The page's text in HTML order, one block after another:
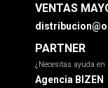
VENTAS
PARTNER
¿Necesitas ayuda
Agencia BIZEN